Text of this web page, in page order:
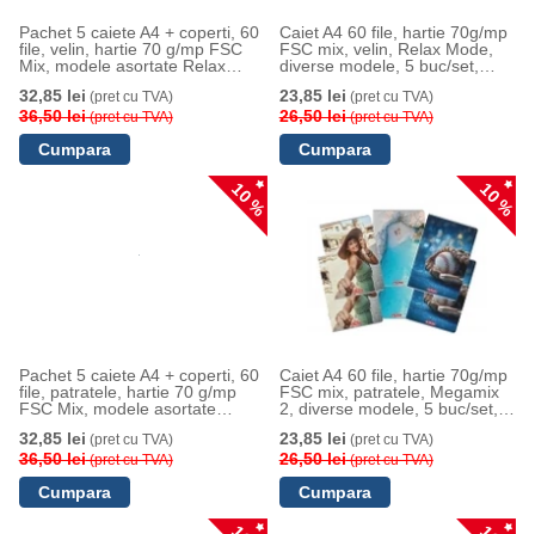
Pachet 5 caiete A4 + coperti, 60
file, velin, hartie 70 g/mp FSC
Mix, modele asortate Relax
32,85 lei (pret cu TVA)
36,50 lei(pret cu TVA)
Caiet A4 60 file, hartie 70g/mp
FSC mix, velin, Relax Mode,
diverse modele, 5 buc/set,
23,85 lei (pret cu TVA)
26,50 lei(pret cu TVA)
10 %
Pachet 5 caiete A4 + coperti, 60
file, patratele, hartie 70 g/mp
FSC Mix, modele asortate
32,85 lei (pret cu TVA)
36,50 lei(pret cu TVA)
10 %
Caiet A4 60 file, hartie 70g/mp
FSC mix, patratele, Megamix
2, diverse modele, 5 buc/set,
23,85 lei (pret cu TVA)
26,50 lei(pret cu TVA)